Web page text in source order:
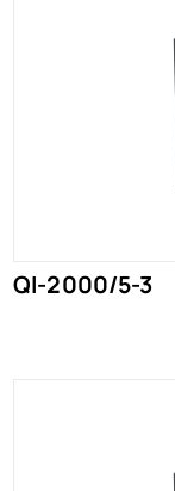
QI-2000/5-3